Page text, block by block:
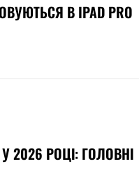
В IPAD PRO
2026 РОЦІ: ГОЛОВНІ